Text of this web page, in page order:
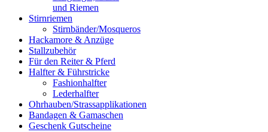
und Riemen
Stirnriemen
Stirnbänder/Mosqueros
Hackamore & Anzüge
Stallzubehör
Für den Reiter & Pferd
Halfter & Führstricke
Fashionhalfter
Lederhalfter
Ohrhauben/Strassapplikationen
Bandagen & Gamaschen
Geschenk Gutscheine